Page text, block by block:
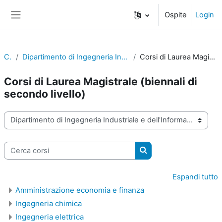
Ospite Login
Corsi Dipartimento di Ingegneria Industriale e dell'Informazione e di Economia Corsi di Laurea Magistrale (biennali di secondo livello)
Corsi di Laurea Magistrale (biennali di
secondo livello)
Categorie di corso
Cerca corsi
Cerca corsi
Espandi tutto
Amministrazione economia e finanza
Ingegneria chimica
Ingegneria elettrica